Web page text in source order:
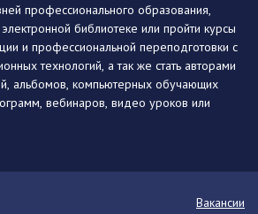
профессионального образования,
библиотеке или пройти курсы
и профессиональной переподготовки с
технологий, а так же стать авторами
альбомов, компьютерных обучающих
вебинаров, видео уроков или
Вакансии